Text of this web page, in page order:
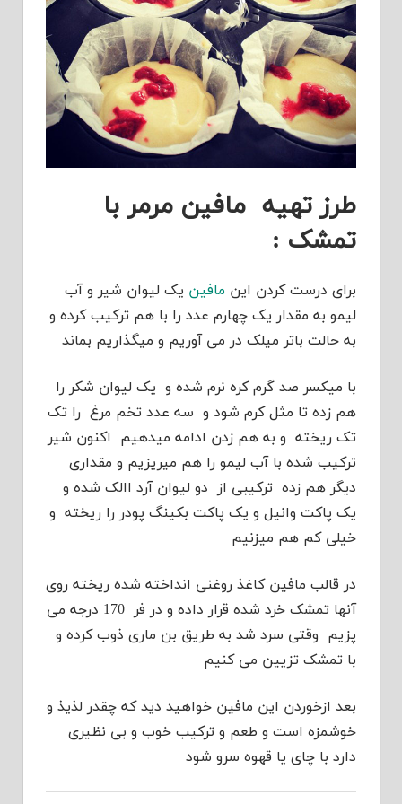
طرز تهیه مافین مرمر با
تمشک :
برای درست کردن این مافین یک لیوان شیر و آب
لیمو به مقدار یک چهارم عدد را با هم ترکیب کرده و
به حالت باتر میلک در می آوریم و میگذاریم بماند
با میکسر صد گرم کره نرم شده و یک لیوان شکر را
هم زده تا مثل کرم شود و سه عدد تخم مرغ را تک
تک ریخته و به هم زدن ادامه میدهیم اکنون شیر
ترکیب شده با آب لیمو را هم میریزیم و مقداری
دیگر هم زده ترکیبی از دو لیوان آرد االک شده و
یک پاکت وانیل و یک پاکت بکینگ پودر را ریخته و
خیلی کم هم میزنیم
در قالب مافین کاغذ روغنی انداخته شده ریخته روی
آنها تمشک خرد شده قرار داده و در فر 170 درجه می
پزیم وقتی سرد شد به طریق بن ماری ذوب کرده و
با تمشک تزیین می کنیم
بعد ازخوردن این مافین خواهید دید که چقدر لذیذ و
خوشمزه است و طعم و ترکیب خوب و بی نظیری
دارد با چای یا قهوه سرو شود